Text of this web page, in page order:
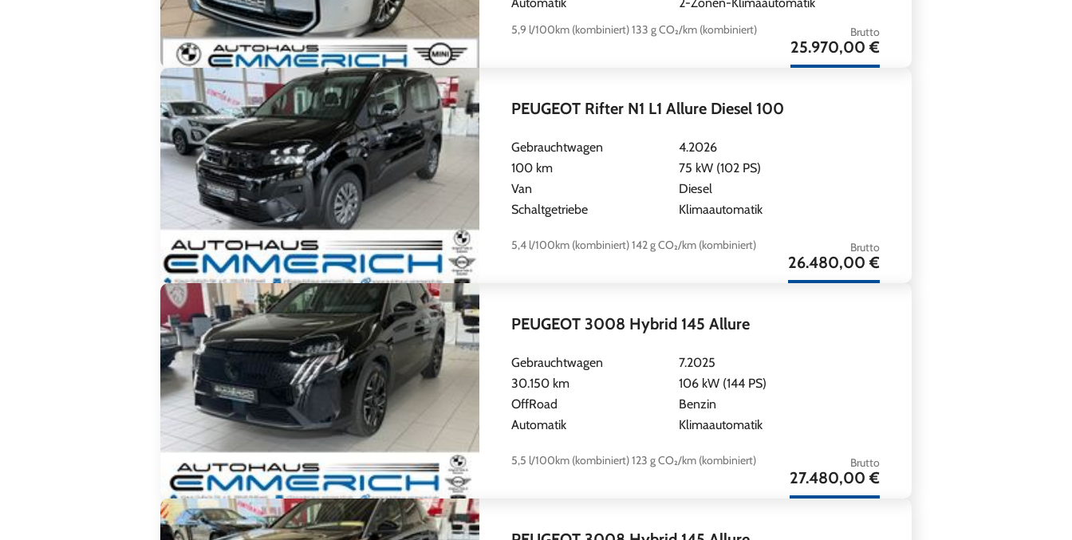
5,9 l/100km (kombiniert)133 g CO₂/km (kombiniert) Brutto
25.970,00 €
PEUGEOT Rifter N1 L1 Allure Diesel 100
Gebrauchtwagen
4.2026
100 km
75 kW (102 PS)
Van
Diesel
Schaltgetriebe
Klimaautomatik
5,4 l/100km (kombiniert)142 g CO₂/km (kombiniert) Brutto
26.480,00 €
PEUGEOT 3008 Hybrid 145 Allure
Gebrauchtwagen
7.2025
30.150 km
106 kW (144 PS)
OffRoad
Benzin
Automatik
Klimaautomatik
5,5 l/100km (kombiniert)123 g CO₂/km (kombiniert) Brutto
27.480,00 €